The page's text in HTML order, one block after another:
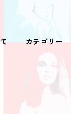
カテゴリー